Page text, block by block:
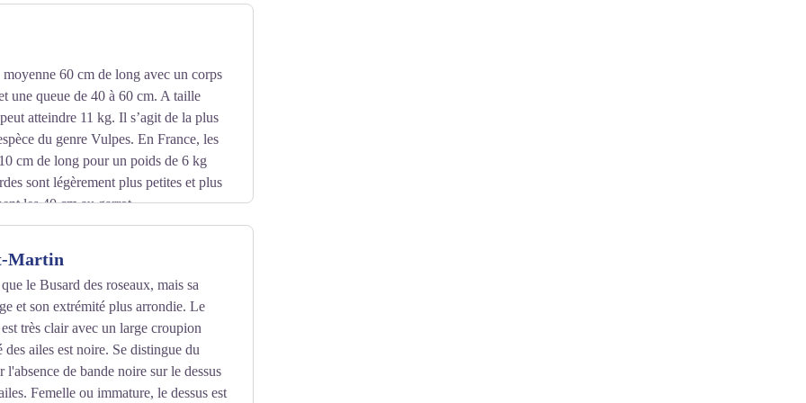
les parties plus méditerranéennes,
aise dans les régions froides et les
en fonction de la densité de ses
et les lapins, avant l’épizootie de
Elle est plutôt nocturne en hiver
des territoires distincts où se
le leur, mais les mâles se
femelles. Les vieux mâles
s’accoupler avec une femelle. En
grands.
moyenne 60 cm de long avec un corps
une queue de 40 à 60 cm. A taille
atteindre 11 kg. Il s’agit de la plus
du genre Vulpes. En France, les
cm de long pour un poids de 6 kg
sont légèrement plus petites et plus
les 40 cm au garrot.
corps allongé et de courtes pattes
cm de long sont pointues et son
roux vif avec le bout de la queue,
voir des individus noir foncé,
estivales, il tend souvent à perdre
oreilles ainsi que ses pattes sont la
Martin
le Busard des roseaux, mais sa
et son extrémité plus arrondie. Le
très clair avec un large croupion
ailes est noire. Se distingue du
l'absence de bande noire sur le dessus
Femelle ou immature, le dessus est